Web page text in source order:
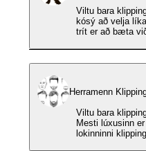
Viltu bara
kósý að velja
trít er að bæta
Herramenn
Viltu bara
Mesti lúxusinn
lokinninni